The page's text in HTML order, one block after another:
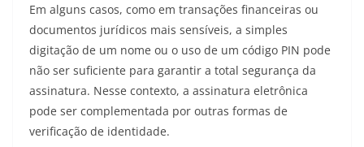
Em alguns casos, como em transações financeiras ou
documentos jurídicos mais sensíveis, a simples
digitação de um nome ou o uso de um código PIN pode
não ser suficiente para garantir a total segurança da
assinatura. Nesse contexto, a assinatura eletrônica
pode ser complementada por outras formas de
verificação de identidade.